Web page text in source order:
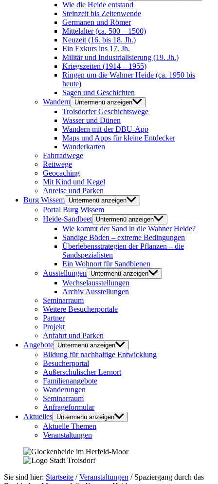
Wie die Heide entstand
Steinzeit bis Zeitenwende
Germanen und Römer
Mittelalter (ca. 500 – 1500)
Neuzeit (16. bis 18. Jh.)
Ein Exkurs ins 17. Jh.
Militär und Industrialisierung (19. Jh.)
Kriegszeiten (1914 – 1955)
Ringen um die Wahner Heide (ca. 1950 bis
heute)
Sagen und Geschichten
Wandern
Untermenü anzeigen
Troisdorfer Geschichtswege
Wasser und Dünen
Wandern mit der DBU-App
Maps und Apps für kleine Entdecker
Wanderkarten
Fahrradwege
Reitwege
Geocaching
Mit Kind und Kegel
Anreise und Parken
Burg Wissem Untermenü anzeigen
Portal Burg Wissem
Heide-Sandbeet Untermenü anzeigen
Wie kommt der Sand in die Wahner Heide?
Sandige Böden – extreme Bedingungen
Überlebensstrategien der Pflanzen – die
Sandspezialisten
Ein Wohnort für Sandbienen
Ausstellungen
Untermenü anzeigen
Wechselausstellungen
Archiv Ausstellungen
Seminarraum
Weitere Besucherportale
Partner
Projekt
Anfahrt und Parken
Angebote Untermenü anzeigen
Bildung für nachhaltige Entwicklung
Besucherportal
Außerschulischer Lernort
Familienangebote
Wanderungen
Seminarraum
Anfrageformular
Aktuelles Untermenü anzeigen
Aktuelle Themen
Veranstaltungen
Sie sind hier: Startseite /Veranstaltungen / Spaziergang durch das